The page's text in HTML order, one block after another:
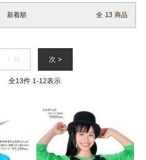
新着順 全 13 商品
< 前 次 >
全13件 1-12表示